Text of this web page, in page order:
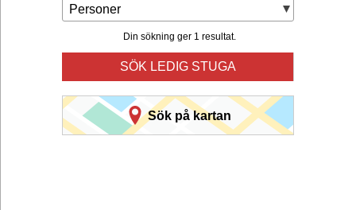
Personer
Din sökning ger 1 resultat.
SÖK LEDIG STUGA
Sök på kartan